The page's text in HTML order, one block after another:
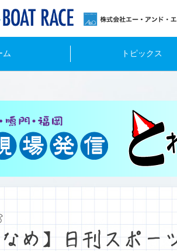
ム トピックス
なめ】日刊スポー